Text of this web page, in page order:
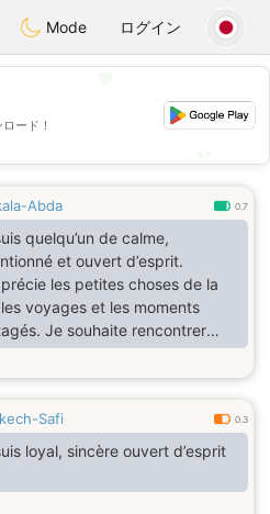
SuissiMode ログイン
ード！
Abda 0.7
quelqu’un de calme,
et ouvert d’esprit.
les petites choses de la
voyages et les moments
Je souhaite rencontrer
sincère pour une relation
Safi 0.3
loyal, sincère ouvert d’esprit